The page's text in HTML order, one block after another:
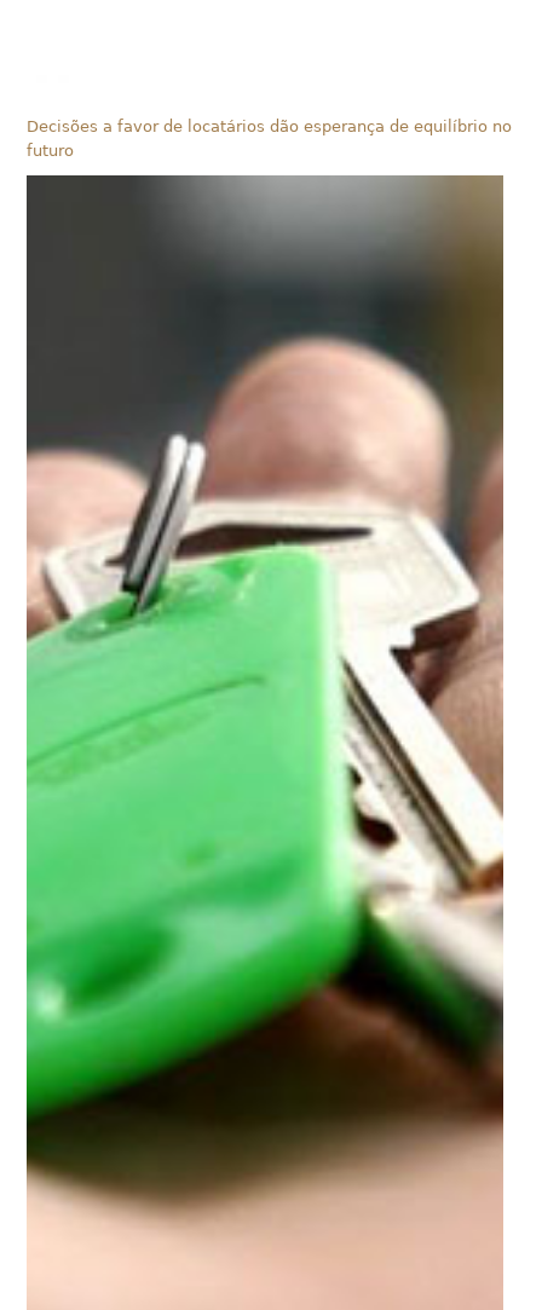
Decisões a favor de locatários dão esperança de equilíbrio no
futuro